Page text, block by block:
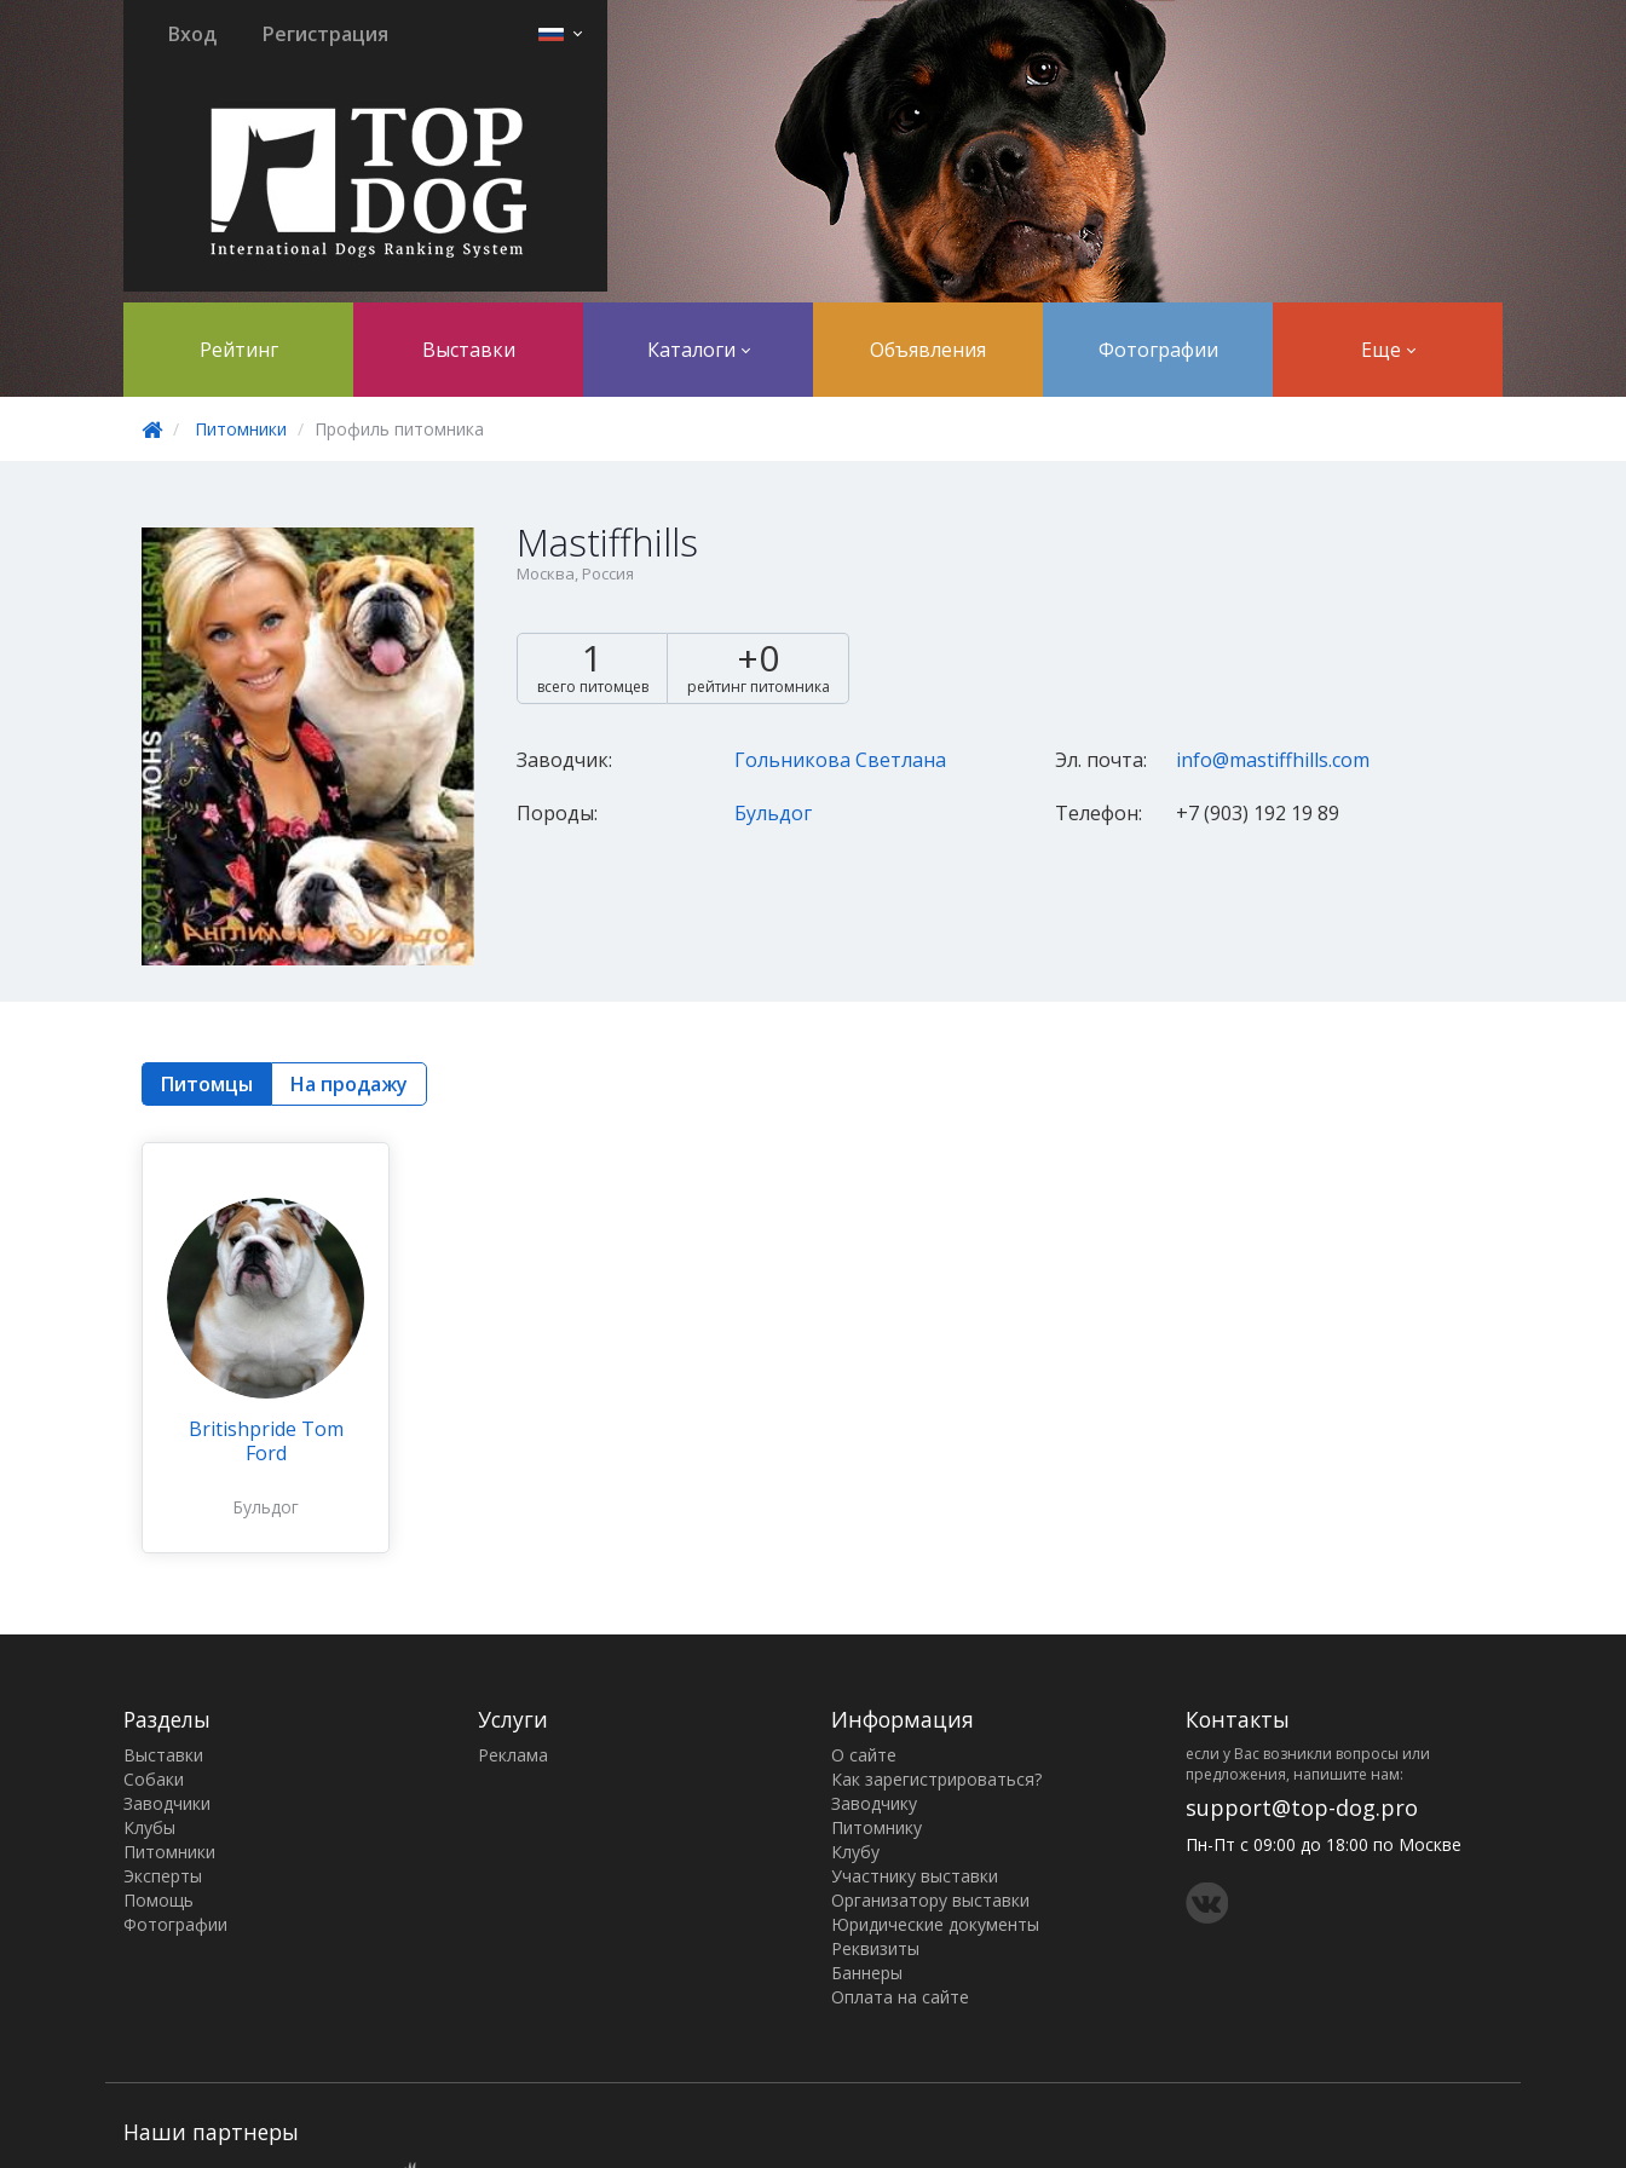
Вход Регистрация
Рейтинг Выставки Каталоги Объявления Фотографии Еще
Питомники Профиль питомника
Mastiffhills
Москва, Россия
1
всего питомцев
+0
рейтинг питомника
Заводчик:
Гольникова Светлана
Породы:
Бульдог
Эл. почта:
info@mastiffhills.com
Телефон:
+7 (903) 192 19 89
Питомцы На продажу
Britishpride Tom
Ford
Бульдог
Разделы
Выставки
Собаки
Заводчики
Клубы
Питомники
Эксперты
Помощь
Фотографии
Услуги
Реклама
Информация
О сайте
Как зарегистрироваться?
Заводчику
Питомнику
Клубу
Участнику выставки
Организатору выставки
Юридические документы
Реквизиты
Баннеры
Оплата на сайте
Контакты
eсли у Вас возникли вопросы или
предложения, напишите нам:
support@top-dog.pro
Пн-Пт с 09:00 до 18:00 по Москве
Наши партнеры